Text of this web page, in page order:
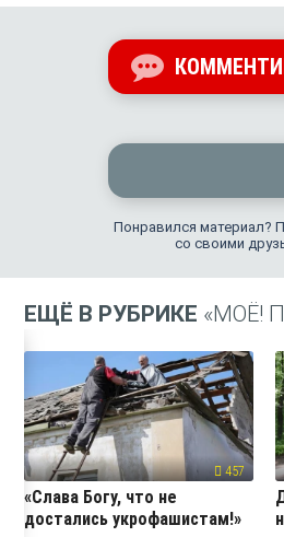
Понравился материал?
со своими
ЕЩЁ В РУБРИКЕ «МОЁ!
457
«Слава Богу, что не
достались укрофашистам!»